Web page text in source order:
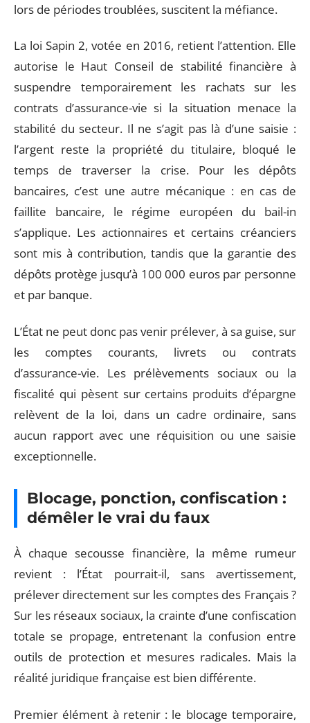
lors de périodes troublées, suscitent la méfiance.
La loi Sapin 2, votée en 2016, retient l’attention. Elle
autorise le Haut Conseil de stabilité financière à
suspendre temporairement les rachats sur les
contrats d’assurance-vie si la situation menace la
stabilité du secteur. Il ne s’agit pas là d’une saisie :
l’argent reste la propriété du titulaire, bloqué le
temps de traverser la crise. Pour les dépôts
bancaires, c’est une autre mécanique : en cas de
faillite bancaire, le régime européen du bail-in
s’applique. Les actionnaires et certains créanciers
sont mis à contribution, tandis que la garantie des
dépôts protège jusqu’à 100 000 euros par personne
et par banque.
L’État ne peut donc pas venir prélever, à sa guise, sur
les comptes courants, livrets ou contrats
d’assurance-vie. Les prélèvements sociaux ou la
fiscalité qui pèsent sur certains produits d’épargne
relèvent de la loi, dans un cadre ordinaire, sans
aucun rapport avec une réquisition ou une saisie
exceptionnelle.
Blocage, ponction, confiscation :
démêler le vrai du faux
À chaque secousse financière, la même rumeur
revient : l’État pourrait-il, sans avertissement,
prélever directement sur les comptes des Français ?
Sur les réseaux sociaux, la crainte d’une confiscation
totale se propage, entretenant la confusion entre
outils de protection et mesures radicales. Mais la
réalité juridique française est bien différente.
Premier élément à retenir : le blocage temporaire,